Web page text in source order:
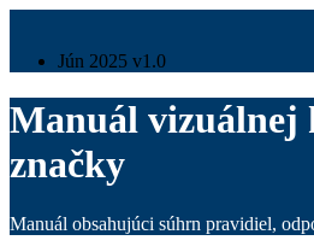
Jún 2025 v1.0
Manuál vizuálnej
značky
Manuál obsahujúci súhrn pravidiel,